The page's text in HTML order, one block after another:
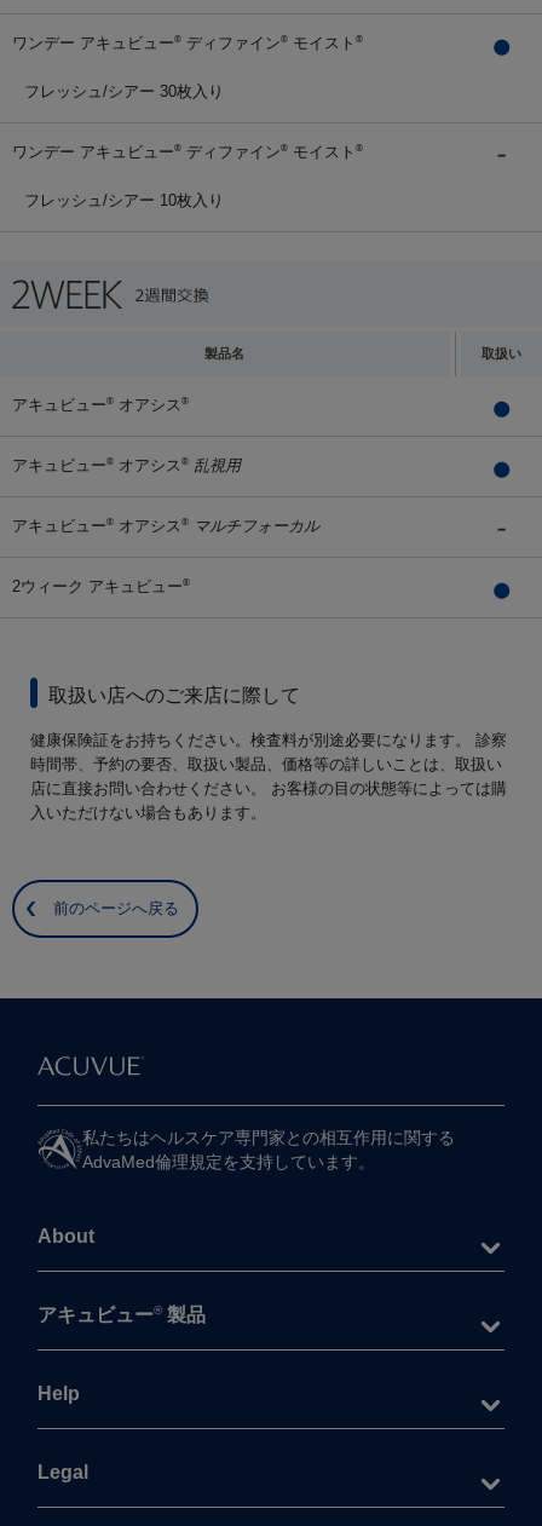
ワンデー アキュビュー® ディファイン® モイスト ®
フレッシュ/シアー 30枚入り
ワンデー アキュビュー® ディファイン® モイスト ®
フレッシュ/シアー 10枚入り
製品名 取扱い
アキュビュー® オアシス ®
アキュビュー® オアシス ® 乱視用
アキュビュー® オアシス ® マルチフォーカル
2ウィーク アキュビュー®
取扱い店へのご来店に際して
健康保険証をお持ちください。検査料が別途必要になります。 診察
時間帯、予約の要否、取扱い製品、価格等の詳しいことは、取扱い
店に直接お問い合わせください。 お客様の目の状態等によっては購
入いただけない場合もあります。
前のページへ戻る
私たちは​ヘルスケア専門家との​相互作用に​関する​
AdvaMed倫理規定を​支持しています。
About
アキュビュー® 製品
Help
Legal